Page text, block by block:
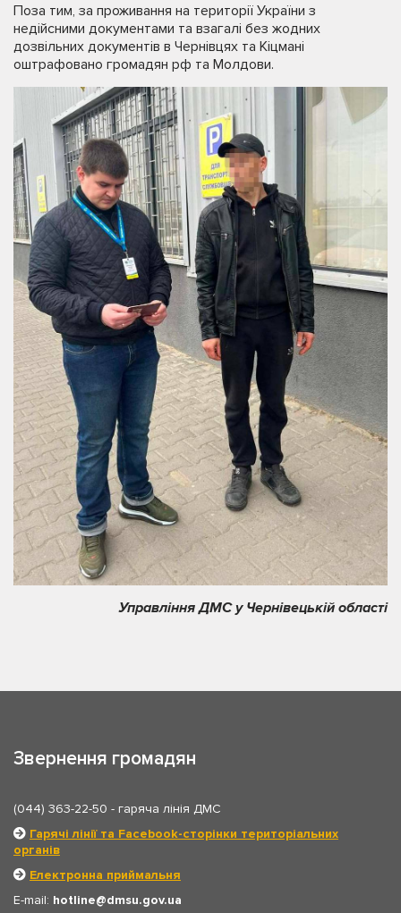
Поза тим, за проживання на території України з
недійсними документами та взагалі без жодних
дозвільних документів в Чернівцях та Кіцмані
оштрафовано громадян рф та Молдови.
Управління ДМС у Чернівецькій області
Звернення громадян
(044) 363-22-50 - гаряча лінія ДМС
Гарячі лінії та Facebook-сторінки територіальних
органів
Електронна приймальня
E-mail: hotline
dmsu.gov.ua